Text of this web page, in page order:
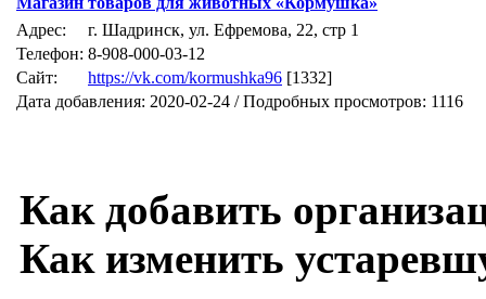
Адрес:
г. Шадринск, ул. Ефремова, 22, стр 1
Телефон: 8-908-000-03-12
Сайт:
https://vk.com/kormushka96 [1332]
Дата добавления: 2020-02-24 / Подробных просмотров: 1116
Как добавить
Как изменить